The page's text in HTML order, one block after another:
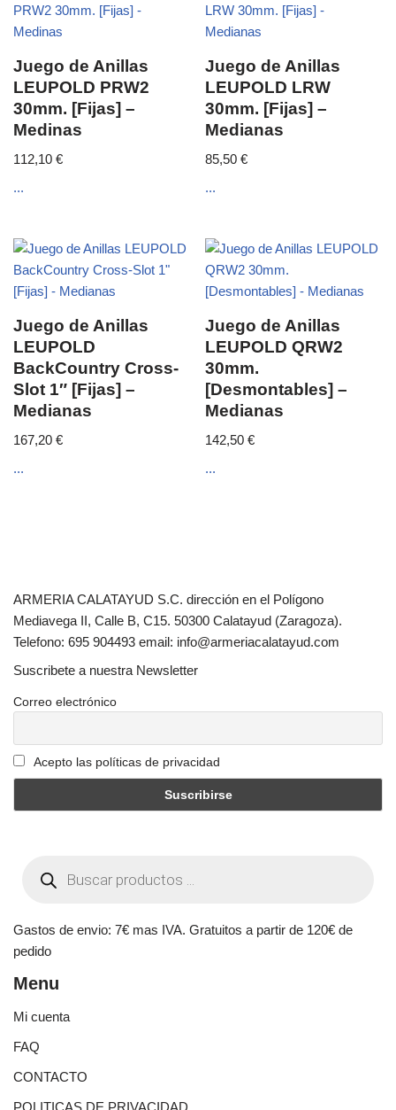
Juego de Anillas
LEUPOLD PRW2
30mm. [Fijas] –
Medinas
112,10 €
...
Juego de Anillas
LEUPOLD LRW
30mm. [Fijas] –
Medianas
85,50€
...
Juego de Anillas
LEUPOLD
BackCountry Cross-
Slot 1″ [Fijas] –
Medianas
167,20 €
...
Juego de Anillas
LEUPOLD QRW2
30mm.
[Desmontables] –
Medianas
142,50€
...
ARMERIA CALATAYUD S.C. dirección en el Polígono
Mediavega II, Calle B, C15. 50300 Calatayud (Zaragoza).
Telefono: 695 904493 email: info@armeriacalatayud.com
Suscribete a nuestra Newsletter
Correo electrónico
Acepto las políticas de privacidad
Gastos de envio: 7€ mas IVA. Gratuitos a partir de 120€ de
pedido
Menu
Mi cuenta
FAQ
CONTACTO
POLITICAS DE PRIVACIDAD